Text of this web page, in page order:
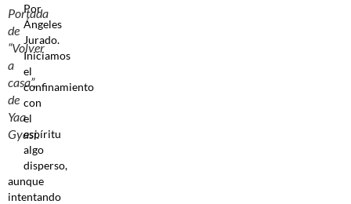
Portada
de
“Volver
a
casa”,
de
Yaa
Gyasi.
Por
Ángeles
Jurado.
Iniciamos
el
confinamiento
con
el
espíritu
algo
disperso,
aunque
intentando